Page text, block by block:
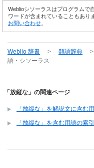
Weblioシソーラスはプログラムで
ワードが含まれていることもあり
お問い合わせ。
Weblio 辞書 > 類語辞典 >
語・シソーラス
「放縦な」の関連ページ
「放縦な」を解説文に含む
「放縦な」を含む用語の索引